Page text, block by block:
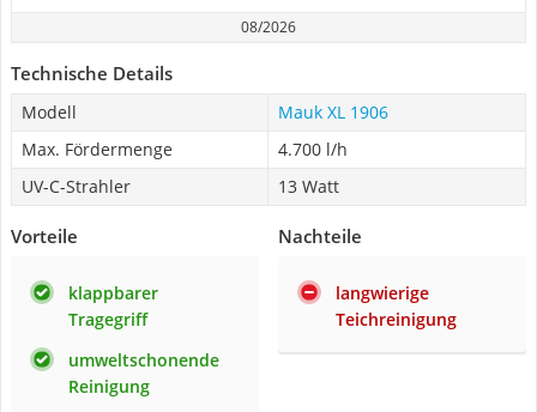
08/2026
Technische Details
Modell
Mauk XL 1906
Max. Fördermenge
4.700 l/h
UV-C-Strahler
13 Watt
Vorteile
klappbarer
Tragegriff
umweltschonende
Reinigung
Nachteile
langwierige
Teichreinigung